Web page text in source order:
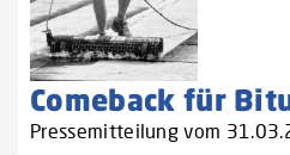
Comeback für
Pressemitteilung vom